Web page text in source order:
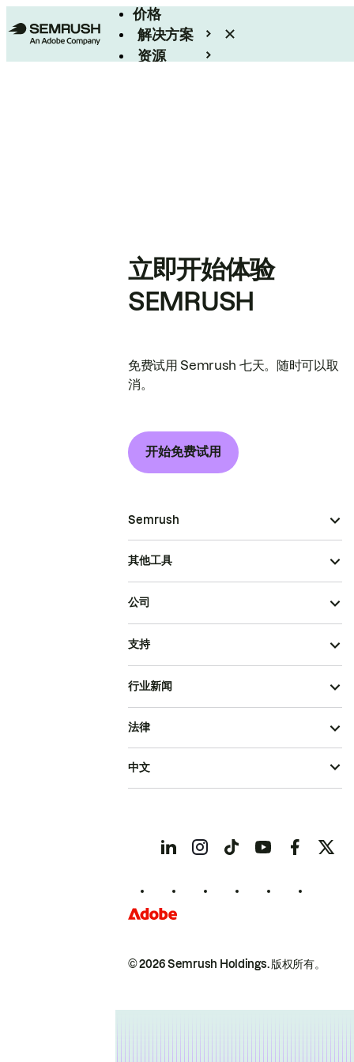
价格
解决方案
资源
立即开始体验
SEMRUSH
免费试用 Semrush 七天。随时可以取
消。
开始免费试用
Semrush
其他工具
公司
支持
行业新闻
© 2026 Semrush Holdings.版权所有。
法律
中文